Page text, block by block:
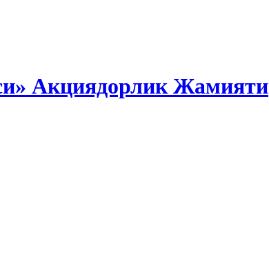
Акциядорлик Жамияти